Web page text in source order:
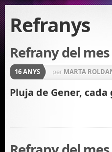
Refranys
Refrany del
16 ANYS per MARTA
Pluja de Gener,